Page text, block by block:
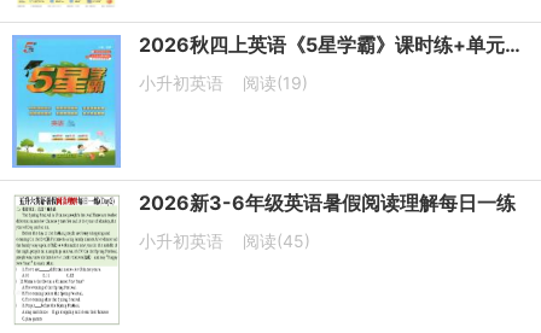
2026秋四上英语《5星学霸》课时练+单元提优卷 译林版
小升初英语 阅读(19)
2026新3-6年级英语暑假阅读理解每日一练
小升初英语 阅读(45)